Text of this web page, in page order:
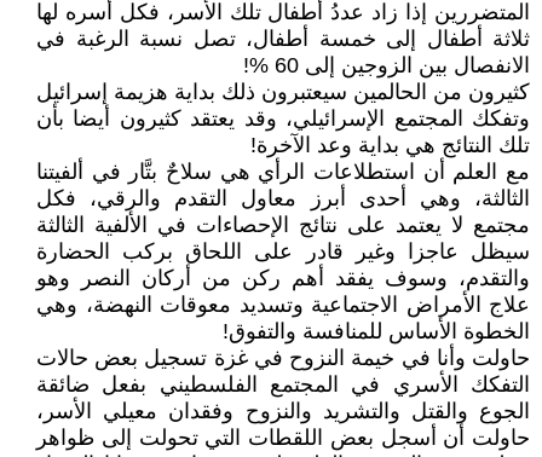
المتضررين إذا زاد عددُ أطفال تلك الأسر، فكل أسره لها
ثلاثة أطفال إلى خمسة أطفال، تصل نسبة الرغبة في
الانفصال بين الزوجين إلى 60 %!
كثيرون من الحالمين سيعتبرون ذلك بداية هزيمة إسرائيل
وتفكك المجتمع الإسرائيلي، وقد يعتقد كثيرون أيضا بأن
تلك النتائج هي بداية وعد الآخرة!
مع العلم أن استطلاعات الرأي هي سلاحٌ بتَّار في ألفيتنا
الثالثة، وهي أحدى أبرز معاول التقدم والرقي، فكل
مجتمع لا يعتمد على نتائج الإحصاءات في الألفية الثالثة
سيظل عاجزا وغير قادر على اللحاق بركب الحضارة
والتقدم، وسوف يفقد أهم ركن من أركان النصر وهو
علاج الأمراض الاجتماعية وتسديد معوقات النهضة، وهي
الخطوة الأساس للمنافسة والتفوق!
حاولت وأنا في خيمة النزوح في غزة تسجيل بعض حالات
التفكك الأسري في المجتمع الفلسطيني بفعل ضائقة
الجوع والقتل والتشريد والنزوح وفقدان معيلي الأسر،
حاولت أن أسجل بعض اللقطات التي تحولت إلى ظواهر